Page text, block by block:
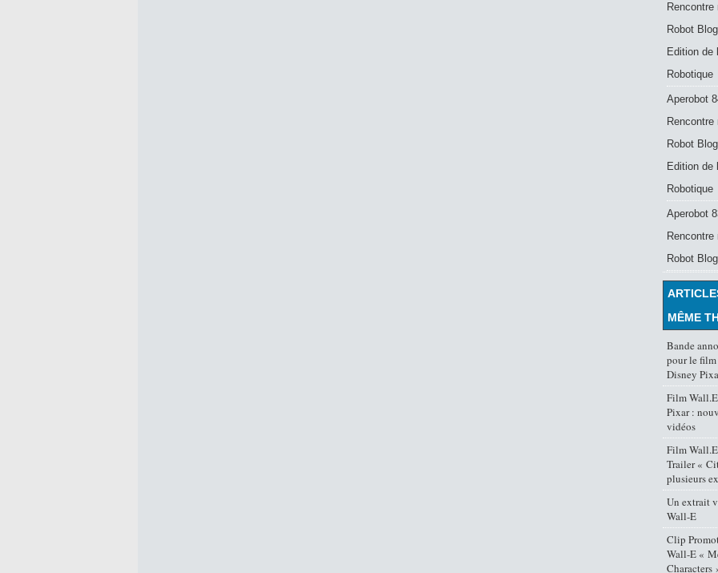
Rencontre
Robot Blog
Edition de
Robotique
Aperobot
Rencontre
Robot Blog
Edition de
Robotique
Aperobot
Rencontre
Robot Blog
MÊME
Bande
pour le
Disney
Film
Pixar :
vidéos
Film
Trailer «
plusieurs
Un extrait
Wall-E
Clip
Wall-E «
Characters